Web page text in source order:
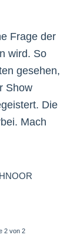
Frage der
wird. So
gesehen,
Show
Die
Mach
2 von 2